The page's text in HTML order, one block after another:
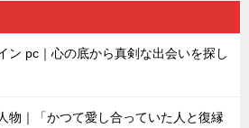
ン pc｜心の底から真剣な出会いを探し
物｜「かつて愛し合っていた人と復縁